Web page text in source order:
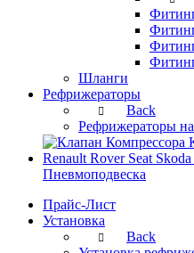
Шланги
Рефрижераторы
Back
Рефрижераторы
Пневмоподвеска
Прайс-Лист
Установка
Back